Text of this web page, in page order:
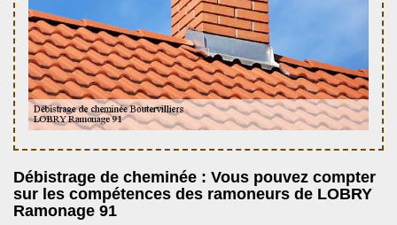
Débistrage de cheminée : Vous pouvez compter
sur les compétences des ramoneurs de LOBRY
Ramonage 91